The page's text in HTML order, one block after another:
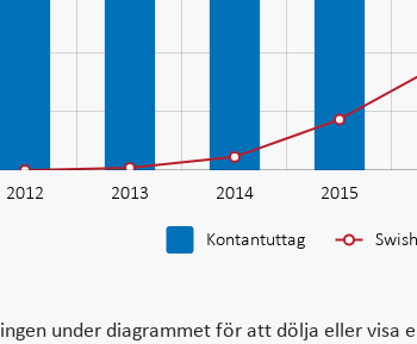
L
2012 2013 2014 2015
Kontantuttag
under diagrammet för att dölja eller visa